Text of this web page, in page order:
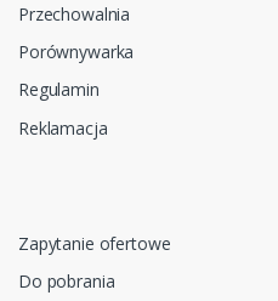
Przechowalnia
Porównywarka
Regulamin
Reklamacja
Zapytanie ofertowe
Do pobrania